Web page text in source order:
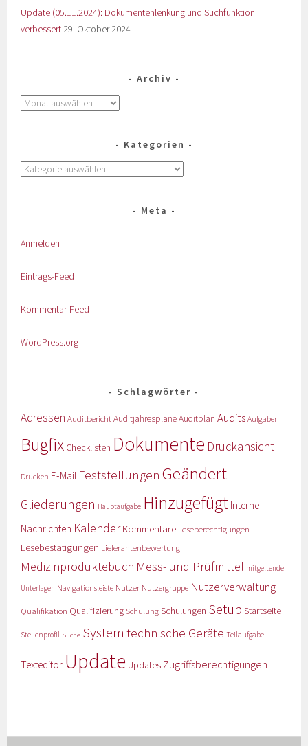
Update (05.11.2024): Dokumentenlenkung und Suchfunktion
verbessert29. Oktober 2024
Archiv
Kategorien
Meta
Anmelden
Eintrags-Feed
Kommentar-Feed
WordPress.org
Schlagwörter
Adressen AuditberichtAuditjahrespläneAuditplan Audits Aufgaben
Bugfix Checklisten Dokumente Druckansicht
Drucken E-Mail Feststellungen Geändert
Gliederungen Hauptaufgabe Hinzugefügt Interne
Nachrichten KalenderKommentare Leseberechtigungen
Lesebestätigungen Lieferantenbewertung
Medizinproduktebuch Mess- und Prüfmittel mitgeltende
Unterlagen Navigationsleiste Nutzer Nutzergruppe Nutzerverwaltung
Qualifikation Qualifizierung Schulung Schulungen Setup Startseite
Stellenprofil Suche System technische Geräte Teilaufgabe
Texteditor Update Updates Zugriffsberechtigungen